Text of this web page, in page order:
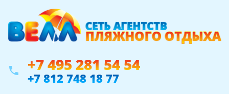
phone +7 495 281 54 54
+7 812 748 18 77